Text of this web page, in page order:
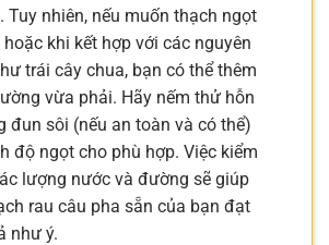
Tuy nhiên, nếu muốn thạch ngọt
khi kết hợp với các nguyên
trái cây chua, bạn có thể thêm
vừa phải. Hãy nếm thử hỗn
đun sôi (nếu an toàn và có thể)
độ ngọt cho phù hợp. Việc kiểm
lượng nước và đường sẽ giúp
rau câu pha sẵn của bạn đạt
như ý.